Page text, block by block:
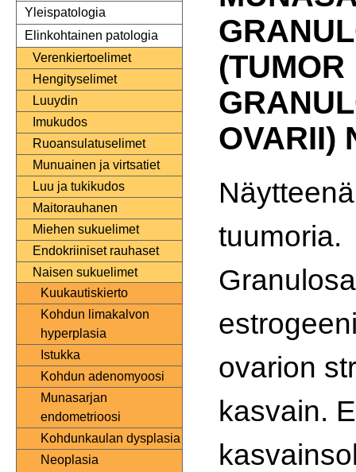
Yleispatologia
Elinkohtainen patologia
Verenkiertoelimet
Hengityselimet
Luuydin
Imukudos
Ruoansulatuselimet
Munuainen ja virtsatiet
Luu ja tukikudos
Maitorauhanen
Miehen sukuelimet
Endokriiniset rauhaset
Naisen sukuelimet
Kuukautiskierto
Kohdun limakalvon
hyperplasia
Istukka
Kohdun adenomyoosi
Munasarjan
endometrioosi
Kohdunkaulan dysplasia
Neoplasia
(TUMOR
OVARII)
tuumoria.
ovarion
kasvain.